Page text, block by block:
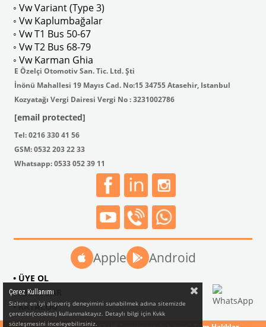
isteyenler için tercih edilir.
◦ Vw Variant (Type 3)
◦ Vw Kaplumbağalar
◦ Vw T1 Bus 50-67
◦ Vw T2 Bus 68-79
◦ Vw Karman Ghia
E Özelçi Otomotiv San. Tic. Ltd. Şti
İnönü Mahallesi 19 Mayıs Cad. No:15 34755 Atasehir, Istanbul
Kozyatağı Vergi Dairesi Vergi No : 3231002786
[email protected]
Tel: 0216 330 41 56
GSM: 0532 203 22 33
Whatsapp: 0533 052 39 11
Apple Android
• ÜYE OL
• AKSESUAR
• KATALOG
Çerez Kullanımı
Sizlere en iyi alışveriş deneyimini sunabilmek adına sitemizde
çerezler(cookies) kullanmaktayız. Detaylı bilgi için Kvkk
sözleşmesini inceleyebilirsiniz.